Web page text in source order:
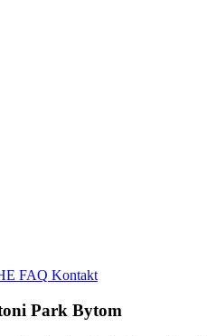
FAQ Kontakt
Park Bytom